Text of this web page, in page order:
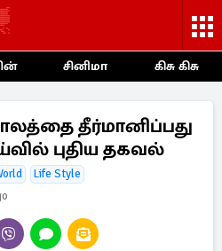
சினிமா கிசு கிசு
தீர்மானிப்பது
புதிய தகவல்
Life Style